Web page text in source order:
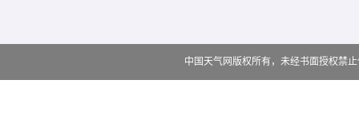
中国天气网版权所有，未经书面授权